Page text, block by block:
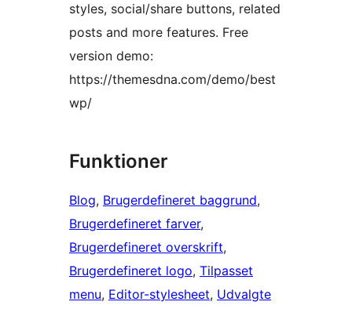
styles, social/share buttons, related
posts and more features. Free
version demo:
https://themesdna.com/demo/best
wp/
Funktioner
Blog, Brugerdefineret baggrund
Brugerdefineret farver
Brugerdefineret overskrift
Brugerdefineret logo, Tilpasset
menu, Editor-stylesheet, Udvalgte